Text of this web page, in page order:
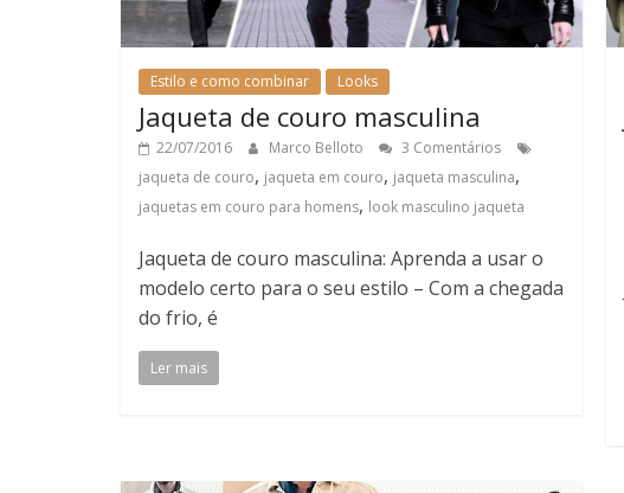
Estilo e como combinar Looks
Jaqueta de couro masculina
22/07/2016 Marco Belloto
3 Comentários
jaqueta de couro, jaqueta em couro, jaqueta masculina,
jaquetas em couro para homens, look masculino jaqueta
Jaqueta de couro masculina: Aprenda a usar o
modelo certo para o seu estilo – Com a chegada
do frio, é
Ler mais